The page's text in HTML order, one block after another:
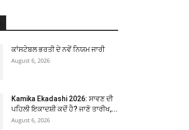
ਕਾਂਸਟੇਬਲ ਭਰਤੀ ਦੇ ਨਵੇਂ ਨਿਯਮ ਜਾਰੀ
August 6, 2026
Kamika Ekadashi 2026: ਸਾਵਣ ਦੀ
ਪਹਿਲੀ ਇਕਾਦਸ਼ੀ ਕਦੋਂ ਹੈ? ਜਾਣੋ ਤਾਰੀਖ,...
August 6, 2026